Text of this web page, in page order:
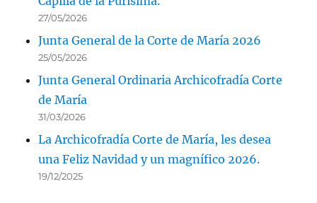
27/05/2026
Junta General de la Corte de María 2026
25/05/2026
Junta General Ordinaria Archicofradía Corte
de María
31/03/2026
La Archicofradía Corte de María, les desea
una Feliz Navidad y un magnífico 2026.
19/12/2025